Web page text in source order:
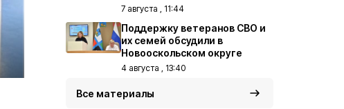
7 августа , 11:44
Поддержку ветеранов СВО и
их семей обсудили в
Новооскольском округе
4 августа , 13:40
Все материалы